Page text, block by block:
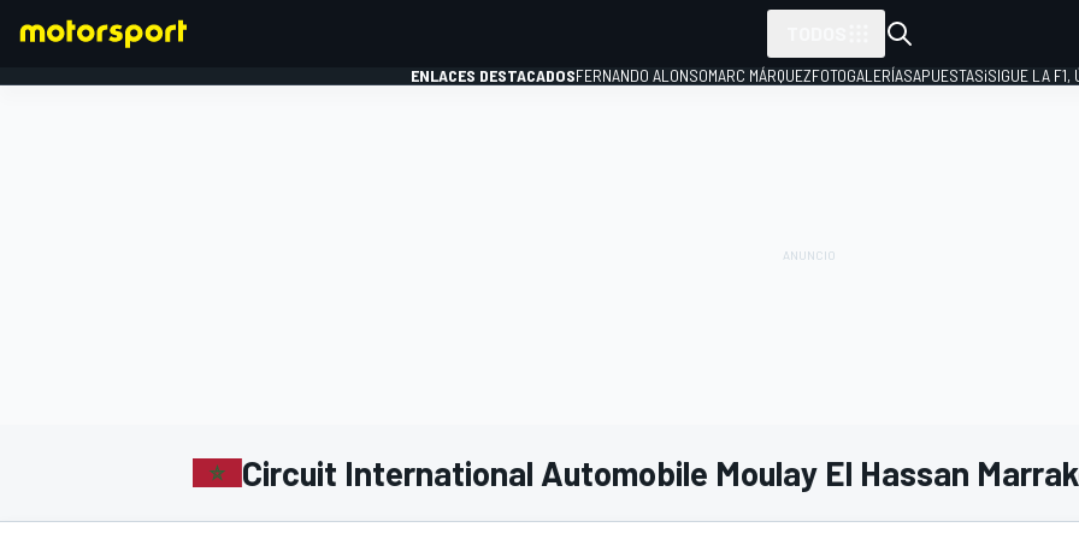
ENLACES DESTACADOSFERNANDO ALONSOMARC MÁRQUEZFOTOGALERÍASAPUESTAS¡SIGUE LA F1,
Circuit International Automobile Moulay El Hassan